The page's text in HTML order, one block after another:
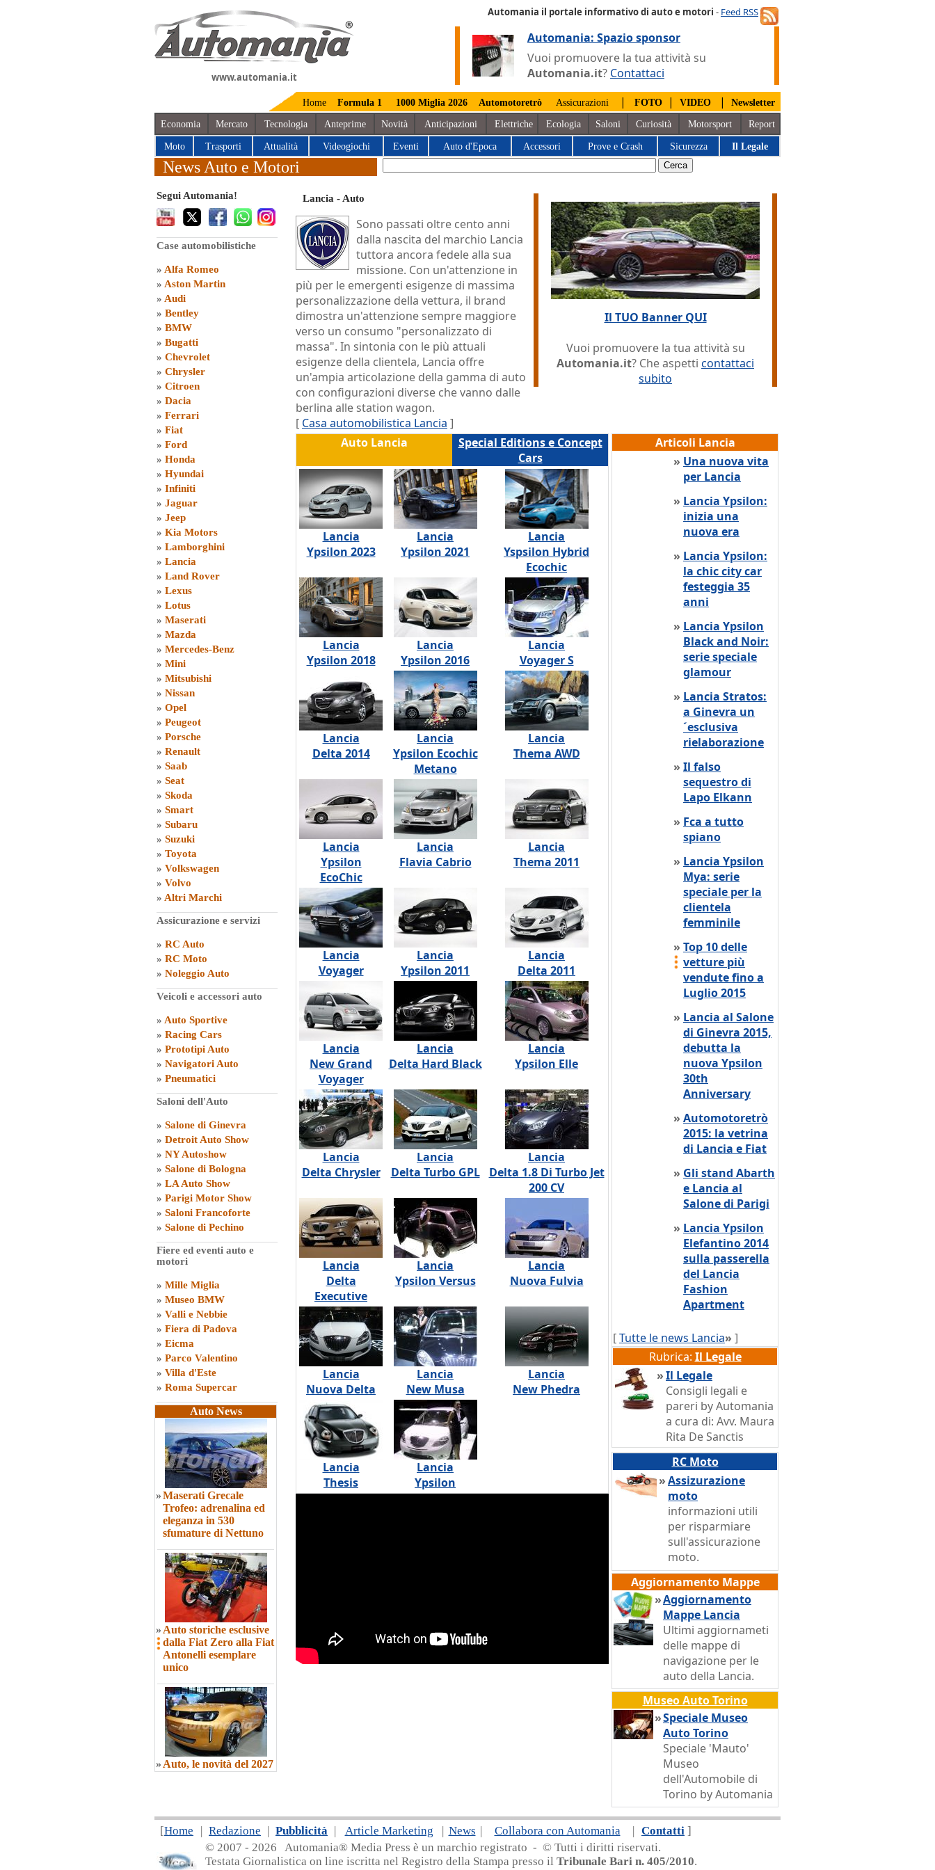
www.automania.it
Automania il portale informativo di auto e motori - Feed RSS
Automania: Spazio sponsor
Vuoi promuovere la tua attività su
Automania.it? Contattaci
Home Formula 1 1000 Miglia 2026 Automotoretrò Assicurazioni | FOTO | VIDEO | Newsletter
Economia Mercato Tecnologia Anteprime Novità Anticipazioni Elettriche Ecologia Saloni Curiosità Motorsport Report
Moto Trasporti Attualità Videogiochi Eventi Auto d'Epoca Accessori Prove e Crash Sicurezza Il Legale
News Auto e Motori
Segui Automania!
Case automobilistiche
» Alfa Romeo
» Aston Martin
» Audi
» Bentley
» BMW
» Bugatti
» Chevrolet
» Chrysler
» Citroen
» Dacia
» Ferrari
» Fiat
» Ford
» Honda
» Hyundai
» Infiniti
» Jaguar
» Jeep
» Kia Motors
» Lamborghini
» Lancia
» Land Rover
» Lexus
» Lotus
» Maserati
» Mazda
» Mercedes-Benz
» Mini
» Mitsubishi
» Nissan
» Opel
» Peugeot
» Porsche
» Renault
» Saab
» Seat
» Skoda
» Smart
» Subaru
» Suzuki
» Toyota
» Volkswagen
» Volvo
» Altri Marchi
Assicurazione e servizi
» RC Auto
» RC Moto
» Noleggio Auto
Veicoli e accessori auto
» Auto Sportive
» Racing Cars
» Prototipi Auto
» Navigatori Auto
» Pneumatici
Saloni dell'Auto
» Salone di Ginevra
» Detroit Auto Show
» NY Autoshow
» Salone di Bologna
» LA Auto Show
» Parigi Motor Show
» Saloni Francoforte
» Salone di Pechino
Fiere ed eventi auto e
motori
» Mille Miglia
» Museo BMW
» Valli e Nebbie
» Fiera di Padova
» Eicma
» Parco Valentino
» Villa d'Este
» Roma Supercar
Auto News
»Maserati Grecale
Trofeo: adrenalina ed
eleganza in 530
sfumature di Nettuno
» Auto storiche esclusive
dalla Fiat Zero alla Fiat
Antonelli esemplare
unico
» Auto, le novità del 2027
Il TUO Banner QUI
Vuoi promuovere la tua attività su
Automania.it? Che aspetti contattaci
subito
Lancia - Auto
Sono passati oltre cento anni
dalla nascita del marchio Lancia
tuttora ancora fedele alla sua
missione. Con un'attenzione in
più per le emergenti esigenze di massima
personalizzazione della vettura, il brand
dimostra un'attenzione sempre maggiore
verso un consumo "personalizzato di
massa". In sintonia con le più attuali
esigenze della clientela, Lancia offre
un'ampia articolazione della gamma di auto
con configurazioni diverse che vanno dalle
berlina alle station wagon.
[ Casa automobilistica Lancia ]
Auto Lancia
Special Editions e Concept
Cars
Lancia
Ypsilon 2023
Lancia
Ypsilon 2021
Lancia
Yspsilon Hybrid
Ecochic
Lancia
Ypsilon 2018
Lancia
Ypsilon 2016
Lancia
Voyager S
Lancia
Delta 2014
Lancia
Ypsilon Ecochic
Metano
Lancia
Thema AWD
Lancia
Ypsilon
EcoChic
Lancia
Flavia Cabrio
Lancia
Thema 2011
Lancia
Voyager
Lancia
Ypsilon 2011
Lancia
Delta 2011
Lancia
New Grand
Voyager
Lancia
Delta Hard Black
Lancia
Ypsilon Elle
Lancia
Delta Chrysler
Lancia
Delta Turbo GPL
Lancia
Delta 1.8 Di Turbo Jet
200 CV
Lancia
Delta
Executive
Lancia
Ypsilon Versus
Lancia
Nuova Fulvia
Lancia
Nuova Delta
Lancia
New Musa
Lancia
New Phedra
Lancia
Thesis
Lancia
Ypsilon
Articoli Lancia
» Una nuova vita
per Lancia
» Lancia Ypsilon:
inizia una
nuova era
» Lancia Ypsilon:
la chic city car
festeggia 35
anni
» Lancia Ypsilon
Black and Noir:
serie speciale
glamour
» Lancia Stratos:
a Ginevra un
´esclusiva
rielaborazione
» Il falso
sequestro di
Lapo Elkann
» Fca a tutto
spiano
» Lancia Ypsilon
Mya: serie
speciale per la
clientela
femminile
» Top 10 delle
vetture più
vendute fino a
Luglio 2015
» Lancia al Salone
di Ginevra 2015,
debutta la
nuova Ypsilon
30th
Anniversary
» Automotoretrò
2015: la vetrina
di Lancia e Fiat
» Gli stand Abarth
e Lancia al
Salone di Parigi
» Lancia Ypsilon
Elefantino 2014
sulla passerella
del Lancia
Fashion
Apartment
[Tutte le news Lancia» ]
Rubrica: Il Legale
»Il Legale
Consigli legali e
pareri by Automania
a cura di: Avv. Maura
Rita De Sanctis
RC Moto
»Assizurazione
moto
informazioni utili
per risparmiare
sull'assicurazione
moto.
Aggiornamento Mappe
»Aggiornamento
Mappe Lancia
Ultimi aggiornameti
delle mappe di
navigazione per le
auto della Lancia.
Museo Auto Torino
»Speciale Museo
Auto Torino
Speciale 'Mauto'
Museo
dell'Automobile di
Torino by Automania
[Home | Redazione | Pubblicità | Article Marketing | News | Collabora con Automania | Contatti ]
© 2007 - 2026 Automania® Media Press è un marchio registrato - © Tutti i diritti riservati.
Testata Giornalistica on line iscritta nel Registro della Stampa presso il Tribunale Bari n. 405/2010.